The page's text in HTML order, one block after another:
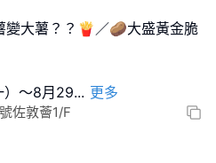
變大薯？？🍟／🥔大盛黃金脆
～8月29... 更多
佐敦薈1/F